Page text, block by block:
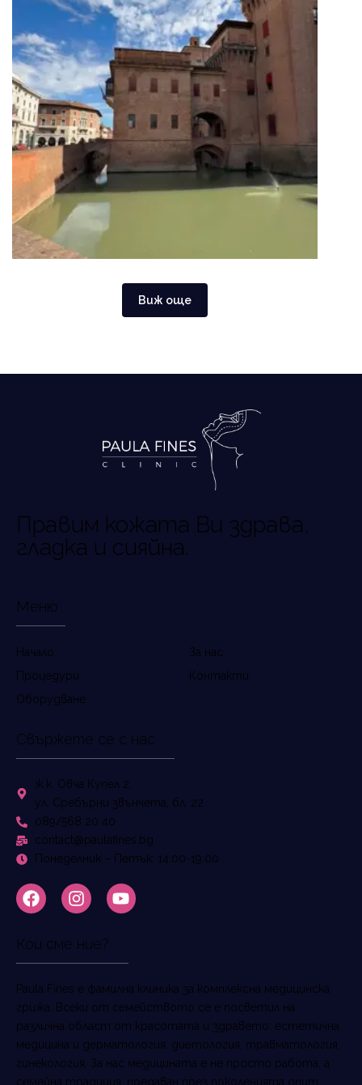
Виж още
Правим кожата Ви здрава,
гладка и сияйна.
Меню
Начало
Процедури
Оборудване
За нас
Контакти
Свържете се с нас
ж.к. Овча Купел 2,
ул. Сребърни звънчета, бл. 22
089/568 20 40
contact@paulafines.bg
Понеделник – Петък: 14:00-19:00
Кои сме ние?
Paula Fines е фамилна клиника за комплексна медицинска
грижа. Всеки от семейството се е посветил на
различна област от красотата и здравето: естетична
медицина и дерматология, диетология, травматология,
гинекология. За нас медицината е не просто работа, а
семейна традиция, предаван през поколенията опит,